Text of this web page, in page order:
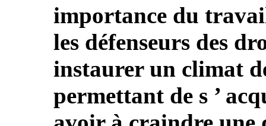
importance du
les défenseurs des
instaurer un climat
permettant de s ’